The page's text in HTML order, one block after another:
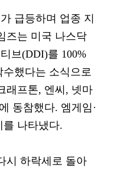
급등하며 업종 지
즈는 미국 나스닥
브(DDI)를 100%
했다는 소식으로
래프톤, 엔씨, 넷마
동참했다. 엠게임·
를 나타냈다.
시 하락세로 돌아